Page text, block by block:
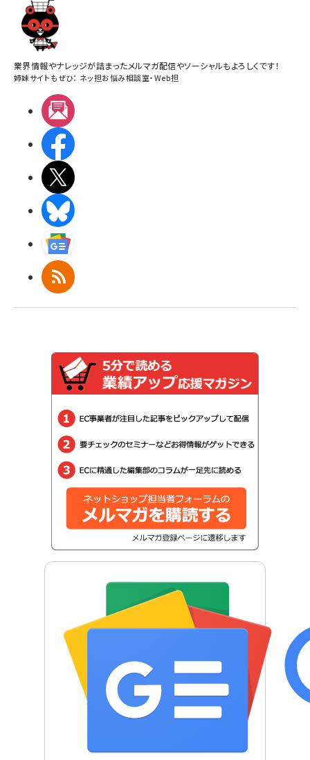
業界情報やナレッジが詰まったメルマガ配信やソーシャルもよろしくです！
姉妹サイトもぜひ： ネッ担お悩み相談室・Web担
RSS